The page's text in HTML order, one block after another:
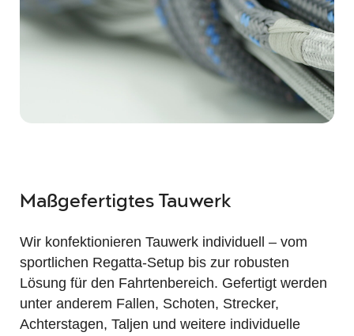
Maßgefertigtes Tauwerk
Wir konfektionieren Tauwerk individuell – vom
sportlichen Regatta-Setup bis zur robusten
Lösung für den Fahrtenbereich. Gefertigt werden
unter anderem Fallen, Schoten, Strecker,
Achterstagen, Taljen und weitere individuelle